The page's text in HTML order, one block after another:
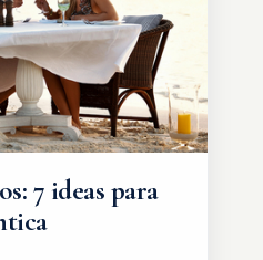
7 ideas para